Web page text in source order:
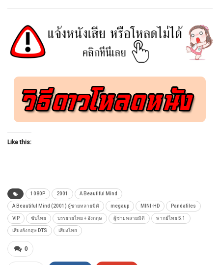
Like this:
1080P 2001 A Beautiful Mind
A Beautiful Mind (2001) ผู้ชายหลายมิติ megaup MINI-HD Pandafiles
VIP ซับไทย บรรยายไทย + อังกฤษ ผู้ชายหลายมิติ พากย์ไทย 5.1
เสียงอังกฤษ DTS เสียงไทย
0